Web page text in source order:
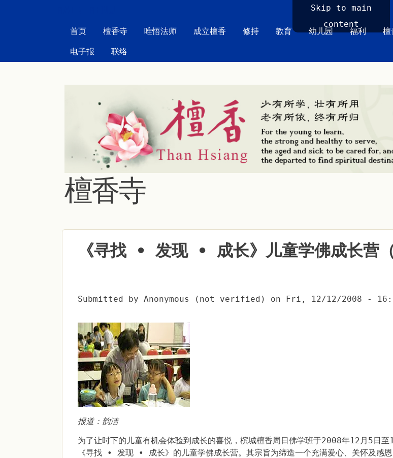
Skip to main
content
首页 檀香寺 唯悟法师 成立檀香 修持 教育 幼儿园 福利 檀
电子报 联络
檀香寺
《寻找 ∙ 发现 ∙ 成长》儿童学佛成长营
Submitted by Anonymous (not verified) on Fri, 12/12/2008 -
报道：韵洁
为了让时下的儿童有机会体验到成长的喜悦，槟城檀香周日佛学班于2008年12月5日
《寻找 ∙ 发现 ∙ 成长》的儿童学佛成长营。其宗旨为缔造一个充满爱心、关怀及感恩